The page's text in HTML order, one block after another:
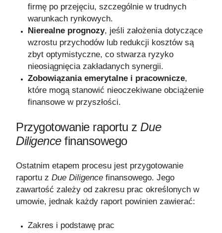
firmę po przejęciu, szczególnie w trudnych
warunkach rynkowych.
Nierealne prognozy, jeśli założenia dotyczące
wzrostu przychodów lub redukcji kosztów są
zbyt optymistyczne, co stwarza ryzyko
nieosiągnięcia zakładanych synergii.
Zobowiązania emerytalne i pracownicze,
które mogą stanowić nieoczekiwane obciążenie
finansowe w przyszłości.
Przygotowanie raportu z Due
Diligencefinansowego
Ostatnim etapem procesu jest przygotowanie
raportu z Due Diligence finansowego. Jego
zawartość zależy od zakresu prac określonych w
umowie, jednak każdy raport powinien zawierać:
Zakres i podstawę prac